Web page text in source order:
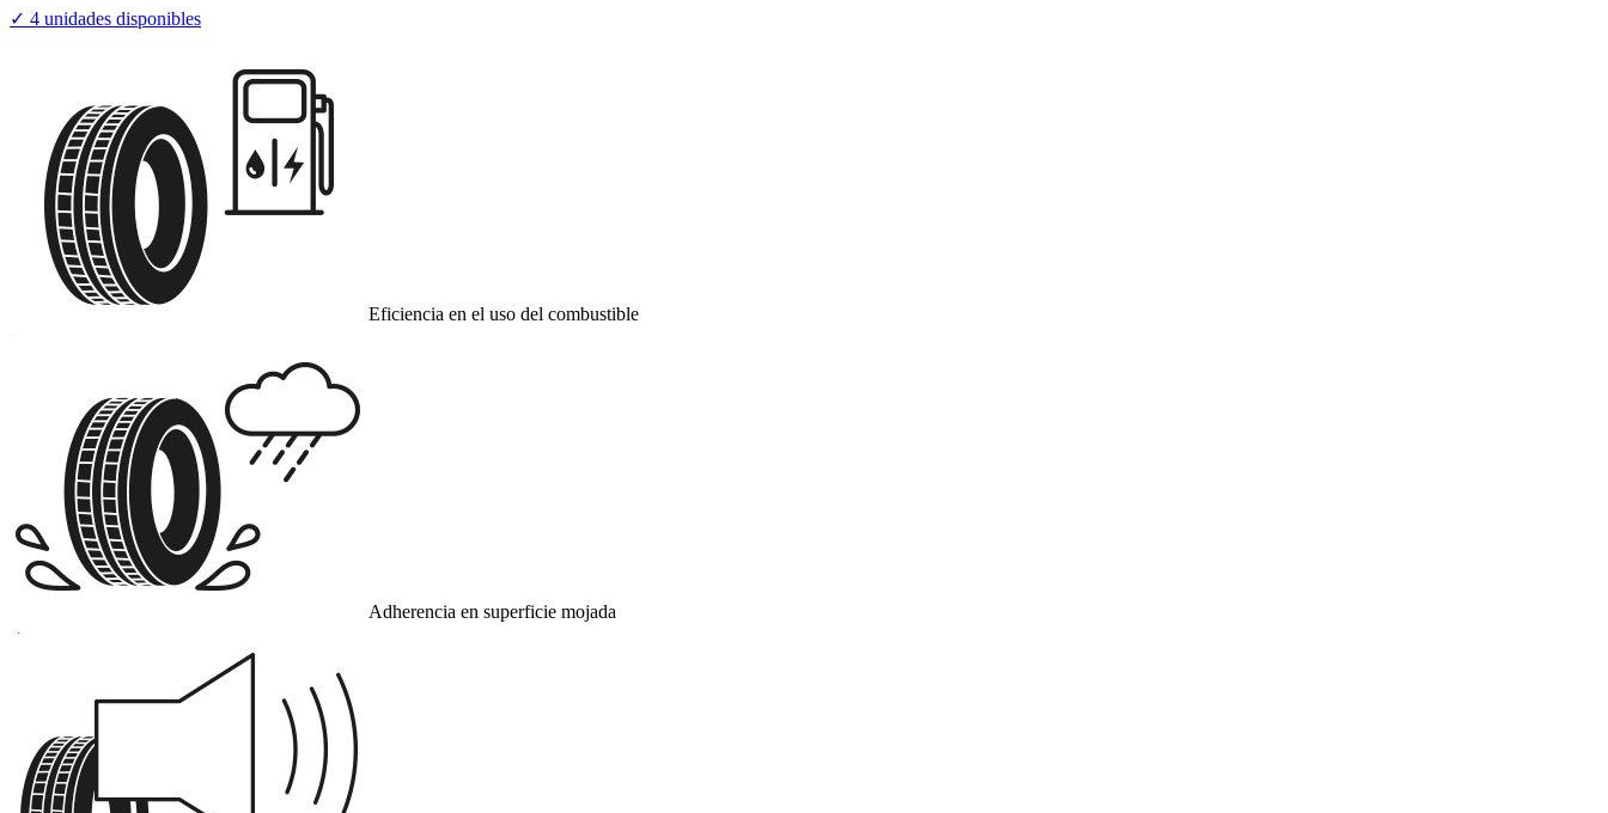
✓ 4 unidades disponibles
Eficiencia en el uso del combustible
C
Adherencia en superficie mojada
A